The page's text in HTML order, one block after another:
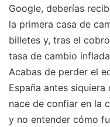
Google, deberías
la primera casa de
billetes y, tras el
tasa de cambio
Acabas de perder el
España antes
nace de confiar en la
y no entender cómo